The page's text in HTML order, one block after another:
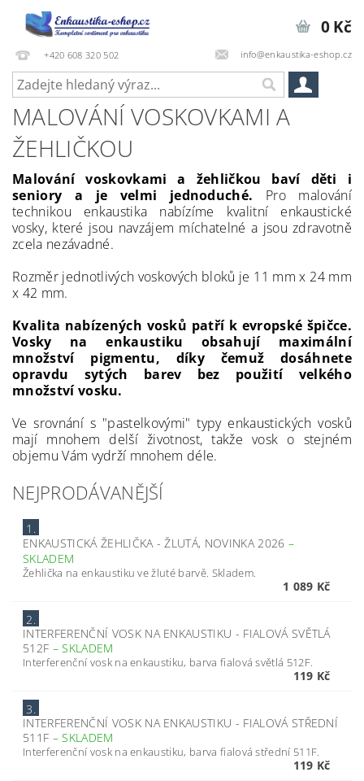
+420 608 320 502 info@enkaustika-eshop.cz
0 Kč
MALOVÁNÍ VOSKOVKAMI A
ŽEHLIČKOU
Malování voskovkami a žehličkou baví děti i
seniory a je velmi jednoduché. Pro malování
technikou enkaustika nabízíme kvalitní enkaustické
vosky, které jsou navzájem míchatelné a jsou zdravotně
zcela nezávadné.
Rozměr jednotlivých voskových bloků je 11 mm x 24 mm
x 42 mm.
Kvalita nabízených vosků patří k evropské špičce.
Vosky na enkaustiku obsahují maximální
množství pigmentu, díky čemuž dosáhnete
opravdu sytých barev bez použití velkého
množství vosku.
Ve srovnání s "pastelkovými" typy enkaustických vosků
mají mnohem delší životnost, takže vosk o stejném
objemu Vám vydrží mnohem déle.
NEJPRODÁVANĚJŠÍ
1.
ENKAUSTICKÁ ŽEHLIČKA - ŽLUTÁ, NOVINKA 2026 –
SKLADEM
Žehlička na enkaustiku ve žluté barvě. Skladem.
1 089 Kč
2.
INTERFERENČNÍ VOSK NA ENKAUSTIKU - FIALOVÁ SVĚTLÁ
512F –SKLADEM
Interferenční vosk na enkaustiku, barva fialová světlá 512F.
119 Kč
3.
INTERFERENČNÍ VOSK NA ENKAUSTIKU - FIALOVÁ STŘEDNÍ
511F –SKLADEM
Interferenční vosk na enkaustiku, barva fialová střední 511F.
119 Kč